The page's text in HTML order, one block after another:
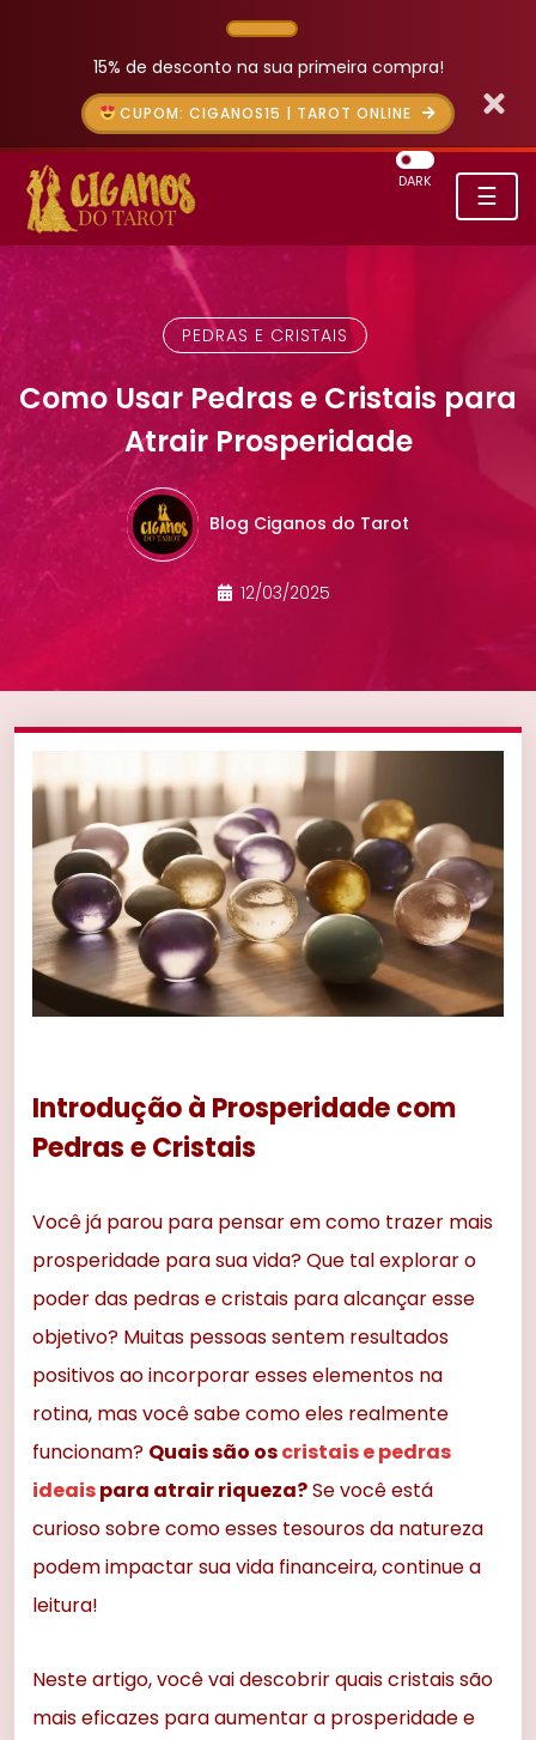
15% de desconto na sua primeira compra!
CUPOM: CIGANOS15 | TAROT ONLINE
☰
DARK
PEDRAS E CRISTAIS
Como Usar Pedras e Cristais para
Atrair Prosperidade
Blog Ciganos do Tarot
12/03/2025
Introdução à Prosperidade com
Pedras e Cristais
Você já parou para pensar em como trazer mais
prosperidade para sua vida? Que tal explorar o
poder das pedras e cristais para alcançar esse
objetivo? Muitas pessoas sentem resultados
positivos ao incorporar esses elementos na
rotina, mas você sabe como eles realmente
funcionam? Quais são oscristais e pedras
ideaispara atrair riqueza?Se você está
curioso sobre como esses tesouros da natureza
podem impactar sua vida financeira, continue a
leitura!
Neste artigo, você vai descobrir quais cristais são
mais eficazes para aumentar a prosperidade e